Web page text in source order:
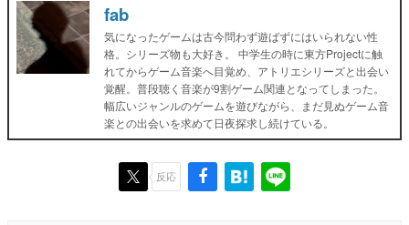
fab
気になったゲームは古今問わず遊ばずにはいられない性
格。シリーズ物も大好き。 中学生の時に東方Projectに触
れてからゲーム音楽へ目覚め、アトリエシリーズと出会い
覚醒。普段聴く音楽が9割ゲーム関連となってしまった。
幅広いジャンルのゲームを遊びながら、まだ見ぬゲーム音
楽との出会いを求めて日夜探求し続けている。
反応